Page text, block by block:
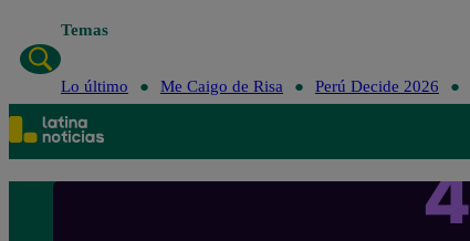
Temas
Lo último Me Caigo de Risa Perú Decide 2026